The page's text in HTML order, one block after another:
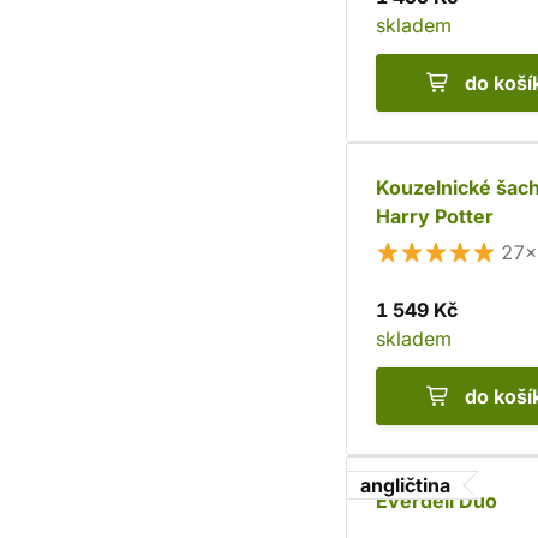
skladem
do
Kouzelnické
Harry Potter
27×
1 549 Kč
skladem
do
angličtina
Everdell Duo